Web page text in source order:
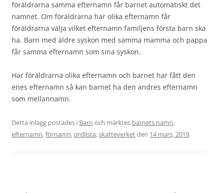
föräldrarna samma efternamn får barnet automatiskt det
namnet. Om föräldrarna har olika efternamn får
föräldrarna välja vilket efternamn familjens första barn ska
ha. Barn med äldre syskon med samma mamma och pappa
får samma efternamn som sina syskon.
Har föräldrarna olika efternamn och barnet har fått den
enes efternamn så kan barnet ha den andres efternamn
som mellannamn.
Detta inlägg postades i Barn och märktes barnets namn,
efternamn,förnamn,ordlista,skatteverketden 14 mars, 2019.